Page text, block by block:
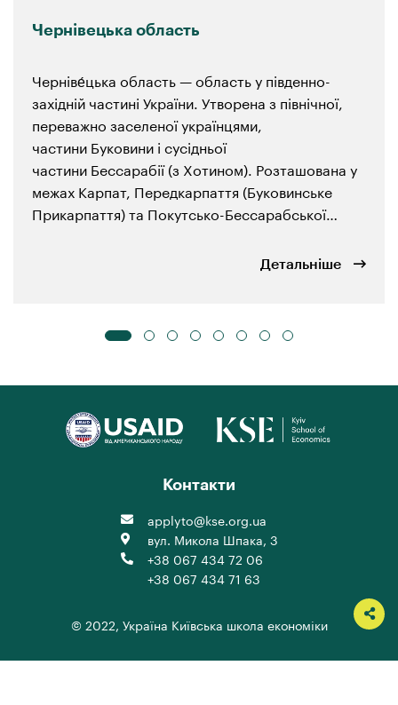
Чернівецька область
Черніве́цька область — область у південно-
західній частині України. Утворена з північної,
переважно заселеної українцями,
частини Буковини і сусідньої
частини Бессарабії (з Хотином). Розташована у
межах Карпат, Передкарпаття (Буковинське
Прикарпаття) та Покутсько-Бессарабської…
Детальніше
Контакти
applyto@kse.org.ua
вул. Микола Шпака, 3
+38 067 434 72 06
+38 067 434 71 63
© 2022, Україна Київська школа економіки